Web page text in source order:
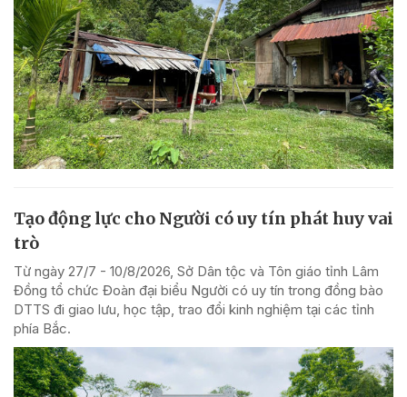
Tạo động lực cho Người có uy tín phát huy vai
trò
Từ ngày 27/7 - 10/8/2026, Sở Dân tộc và Tôn giáo tỉnh Lâm
Đồng tổ chức Đoàn đại biểu Người có uy tín trong đồng bào
DTTS đi giao lưu, học tập, trao đổi kinh nghiệm tại các tỉnh
phía Bắc.